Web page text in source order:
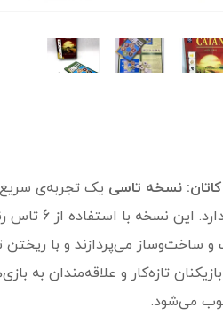
کاتان: نسخه تاسی
نیاز
ساخت‌وساز می‌پردازند و با ریختن
بازیکنان تازه‌کار و علاقه‌مندان به
می‌شود.